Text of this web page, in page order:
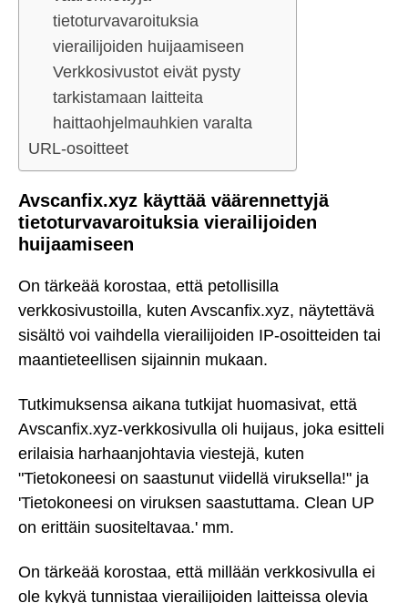
tietoturvavaroituksia
vierailijoiden huijaamiseen
Verkkosivustot eivät pysty
tarkistamaan laitteita
haittaohjelmauhkien varalta
URL-osoitteet
Avscanfix.xyz käyttää väärennettyjä
tietoturvavaroituksia vierailijoiden
huijaamiseen
On tärkeää korostaa, että petollisilla
verkkosivustoilla, kuten Avscanfix.xyz, näytettävä
sisältö voi vaihdella vierailijoiden IP-osoitteiden tai
maantieteellisen sijainnin mukaan.
Tutkimuksensa aikana tutkijat huomasivat, että
Avscanfix.xyz-verkkosivulla oli huijaus, joka esitteli
erilaisia harhaanjohtavia viestejä, kuten
"Tietokoneesi on saastunut viidellä viruksella!" ja
'Tietokoneesi on viruksen saastuttama. Clean UP
on erittäin suositeltavaa.' mm.
On tärkeää korostaa, että millään verkkosivulla ei
ole kykyä tunnistaa vierailijoiden laitteissa olevia